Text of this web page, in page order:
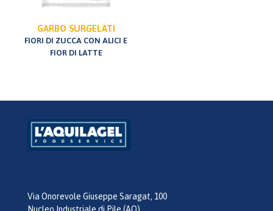
GARBO SURGELATI
FIORI DI ZUCCA CON ALICI E
FIOR DI LATTE
Via Onorevole Giuseppe Saragat, 100